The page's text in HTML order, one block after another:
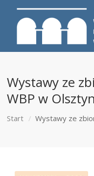
Wystawy ze
WBP w
Start Wystawy ze